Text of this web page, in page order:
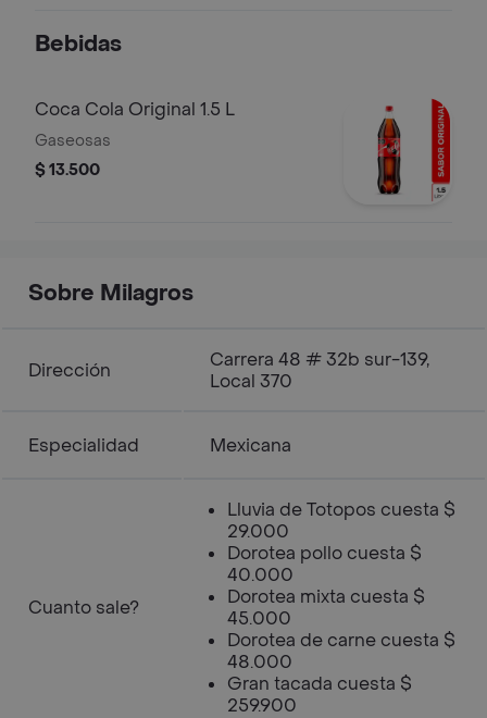
Bebidas
Coca Cola Original 1.5 L
Gaseosas
$ 13.500
Sobre Milagros
Dirección
Carrera 48 # 32b sur-139,
Local 370
Especialidad Mexicana
Cuanto sale?
Lluvia de Totopos cuesta $
29.000
Dorotea pollo cuesta $
40.000
Dorotea mixta cuesta $
45.000
Dorotea de carne cuesta $
48.000
Gran tacada cuesta $
259.900